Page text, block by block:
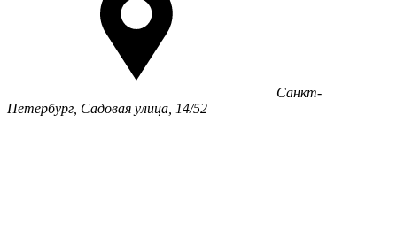
Санкт-
Петербург, Садовая улица, 14/52